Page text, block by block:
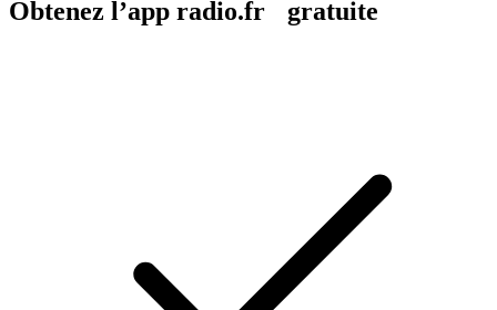
Obtenez l’app radio.fr gratuite